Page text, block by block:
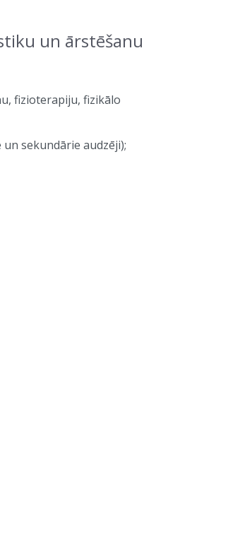
un ārstēšanu
fizioterapiju, fizikālo
sekundārie audzēji);